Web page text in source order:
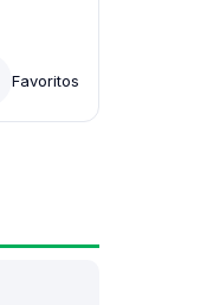
Favoritos